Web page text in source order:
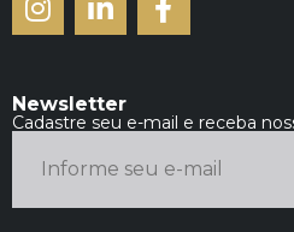
Newsletter
Cadastre seu e-mail e receba